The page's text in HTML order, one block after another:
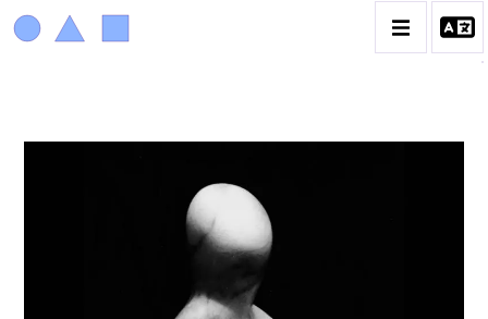
ACHIAM
BIOGRAPHIE
LA PROMENADE DES JARDINS À SÈVRES